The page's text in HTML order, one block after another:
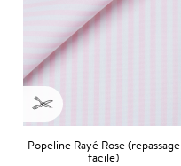
Popeline Rayé Rose (repassage
facile)